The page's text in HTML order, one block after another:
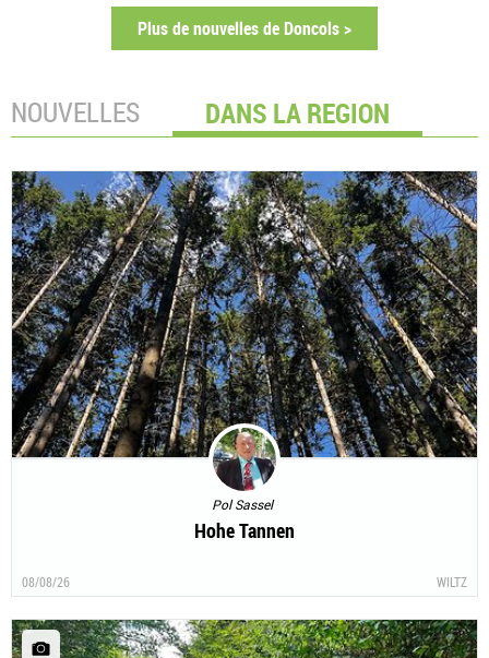
Plus de nouvelles de Doncols >
NOUVELLES DANS LA REGION
Pol Sassel
Hohe Tannen
08/08/26 WILTZ